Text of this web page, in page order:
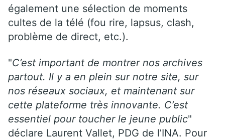
également une sélection de moments
cultes de la télé (fou rire, lapsus, clash,
problème de direct, etc.).
"C’est important de montrer nos archives
partout. Il y a en plein sur notre site, sur
nos réseaux sociaux, et maintenant sur
cette plateforme très innovante. C’est
essentiel pour toucher le jeune public"
déclare Laurent Vallet, PDG de l’INA. Pour